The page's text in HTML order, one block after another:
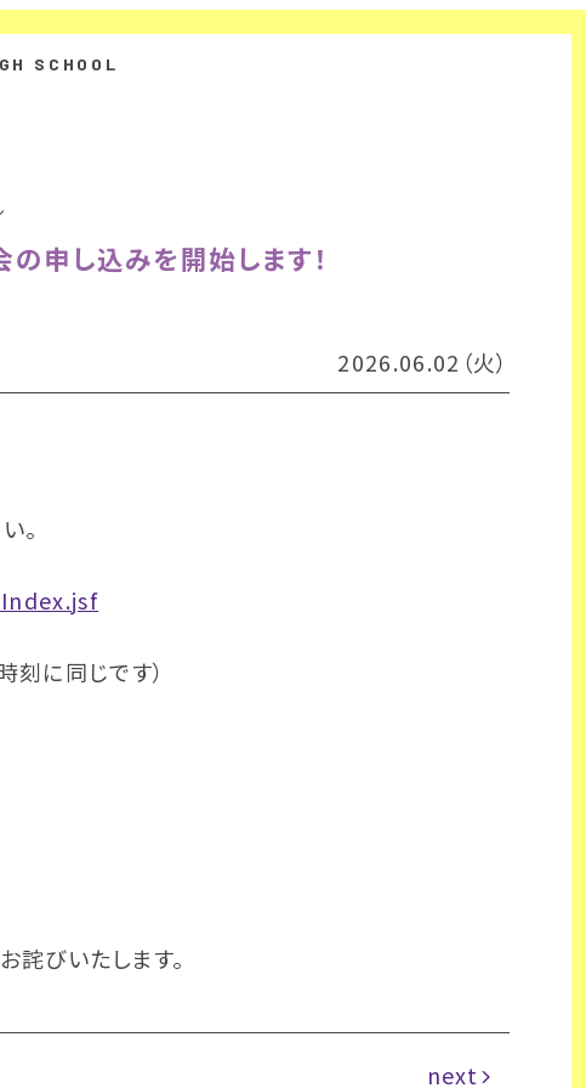
申し込みを開始します！
2026.06.02（火）
。
刻に同じです）
詫びいたします。
next